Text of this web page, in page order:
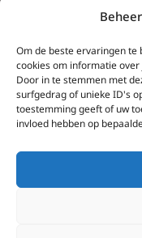
Om de beste ervaringen te
cookies om informatie
Door in te stemmen met
surfgedrag of unieke ID's
toestemming geeft of uw
invloed hebben op
Wonen
Info
Contacteer ons